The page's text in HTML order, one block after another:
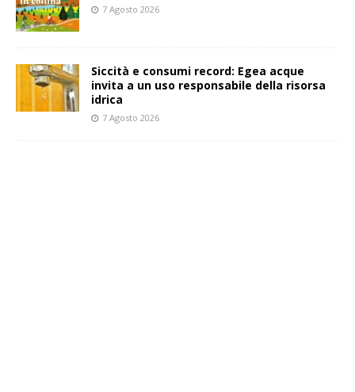
7 Agosto 2026
Siccità e consumi record: Egea acque
invita a un uso responsabile della risorsa
idrica
7 Agosto 2026